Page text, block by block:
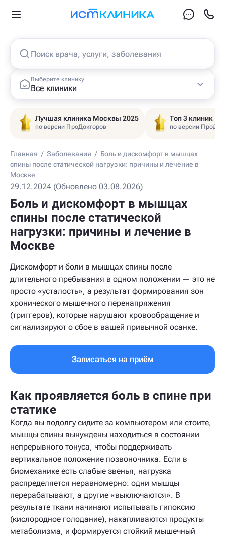
Поиск врача, услуги, заболевания
Выберите клинику
Все клиники
Лучшая клиника Москвы 2025
по версии ПроДокторов
Топ 3 клиник
по версии
Главная / Заболевания / Боль и дискомфорт в мышцах
спины после статической нагрузки: причины и лечение в
Москве
29.12.2024 (Обновлено 03.08.2026)
Боль и дискомфорт в мышцах
спины после статической
нагрузки: причины и лечение в
Москве
Дискомфорт и боли в мышцах спины после
длительного пребывания в одном положении — это не
просто «усталость», а результат формирования зон
хронического мышечного перенапряжения
(триггеров), которые нарушают кровообращение и
сигнализируют о сбое в вашей привычной осанке.
Записаться на приём
Как проявляется боль в спине при
статике
Когда вы подолгу сидите за компьютером или стоите,
мышцы спины вынуждены находиться в состоянии
непрерывного тонуса, чтобы поддерживать
вертикальное положение позвоночника. Если в
биомеханике есть слабые звенья, нагрузка
распределяется неравномерно: одни мышцы
перерабатывают, а другие «выключаются». В
результате ткани начинают испытывать гипоксию
(кислородное голодание), накапливаются продукты
метаболизма, и формируется стойкий мышечный